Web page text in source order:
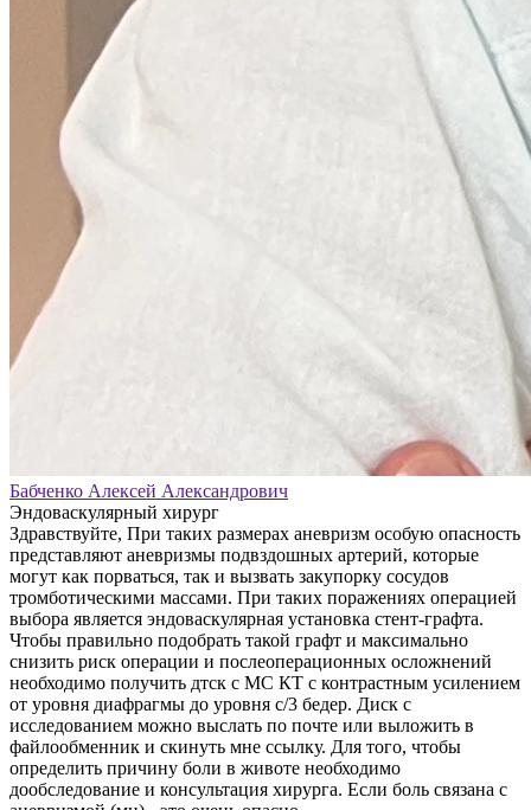
Бабченко Алексей Александрович
Эндоваскулярный хирург
Здравствуйте, При таких размерах аневризм особую опасность
представляют аневризмы подвздошных артерий, которые
могут как порваться, так и вызвать закупорку сосудов
тромботическими массами. При таких поражениях операцией
выбора является эндоваскулярная установка стент-графта.
Чтобы правильно подобрать такой графт и максимально
снизить риск операции и послеоперационных осложнений
необходимо получить дтск с МС КТ с контрастным усилением
от уровня диафрагмы до уровня с/3 бедер. Диск с
исследованием можно выслать по почте или выложить в
файлообменник и скинуть мне ссылку. Для того, чтобы
определить причину боли в животе необходимо
дообследование и консультация хирурга. Если боль связана с